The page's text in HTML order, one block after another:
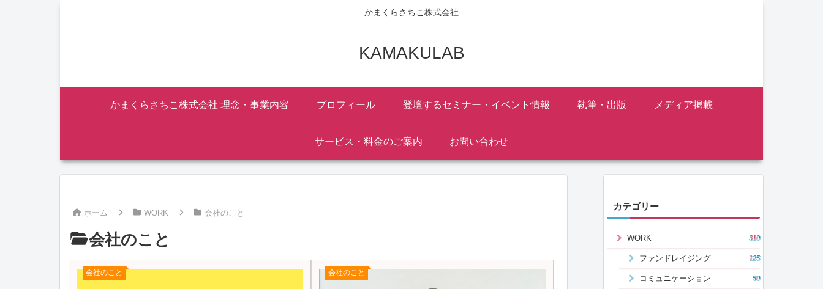
かまくらさちこ株式会社
KAMAKULAB
かまくらさちこ株式会社 理念・事業内容 プロフィール 登壇するセミナー・イベント情報 執筆・出版 メディア掲載
サービス・料金のご案内 お問い合わせ
ホーム WORK 会社のこと
会社のこと
会社のこと 会社のこと
カテゴリー
WORK 310
ファンドレイジング 125
コミュニケーション 50